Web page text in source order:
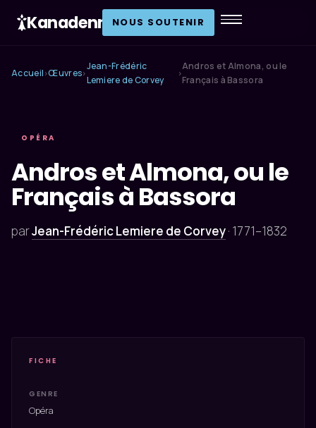
Kanadenn NOUS SOUTENIR
Accueil ›Œuvres›
Jean-Frédéric
Lemiere de Corvey
›
Andros et Almona, ou le
Français à Bassora
OPÉRA
Andros et Almona, ou le
Français à Bassora
parJean-Frédéric Lemiere de Corvey· 1771–1832
FICHE
GENRE
Opéra